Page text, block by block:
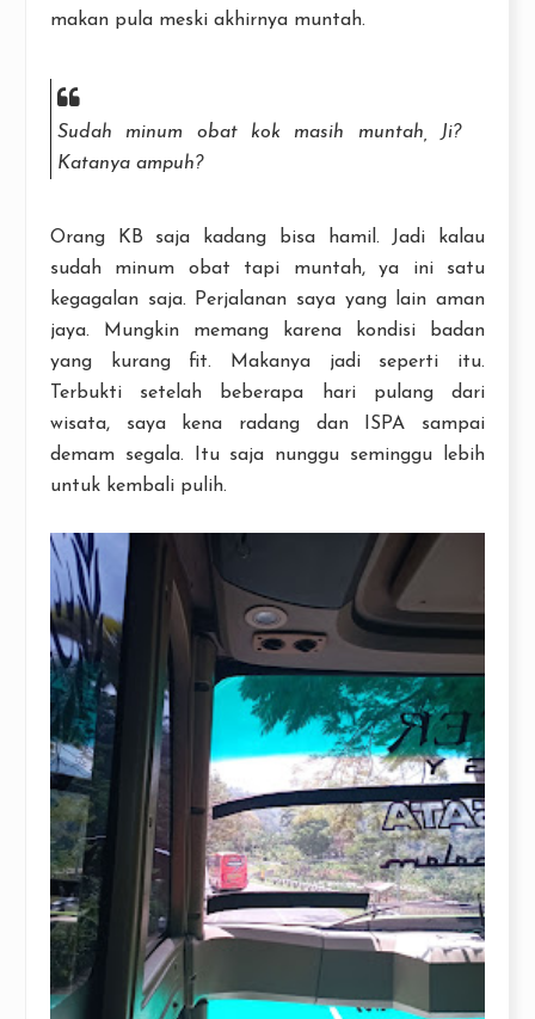
makan pula meski akhirnya muntah.
Sudah minum obat kok masih muntah, Ji?
Katanya ampuh?
Orang KB saja kadang bisa hamil. Jadi kalau
sudah minum obat tapi muntah, ya ini satu
kegagalan saja. Perjalanan saya yang lain aman
jaya. Mungkin memang karena kondisi badan
yang kurang fit. Makanya jadi seperti itu.
Terbukti setelah beberapa hari pulang dari
wisata, saya kena radang dan ISPA sampai
demam segala. Itu saja nunggu seminggu lebih
untuk kembali pulih.